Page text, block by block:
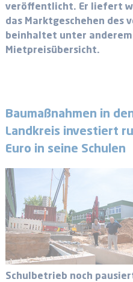
veröffentlicht. Er liefert
das Marktgeschehen des
beinhaltet unter anderem
Mietpreisübersicht.
Baumaßnahmen in
Landkreis investiert
Euro in seine Schulen
Schulbetrieb noch